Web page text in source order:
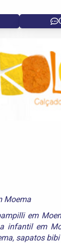
Moema
em
infantil em
, sapatos